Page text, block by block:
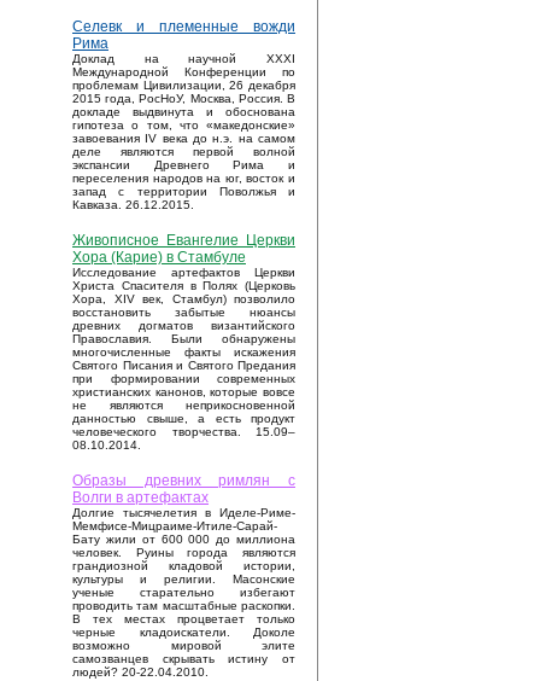
Селевк и племенные вожди
Рима
Доклад на научной XXXI
Международной Конференции по
проблемам Цивилизации, 26 декабря
2015 года, РосНоУ, Москва, Россия. В
докладе выдвинута и обоснована
гипотеза о том, что «македонские»
завоевания IV века до н.э. на самом
деле являются первой волной
экспансии Древнего Рима и
переселения народов на юг, восток и
запад с территории Поволжья и
Кавказа. 26.12.2015.
Живописное Евангелие Церкви
Хора (Карие) в Стамбуле
Исследование артефактов Церкви
Христа Спасителя в Полях (Церковь
Хора, XIV век, Стамбул) позволило
восстановить забытые нюансы
древних догматов византийского
Православия. Были обнаружены
многочисленные факты искажения
Святого Писания и Святого Предания
при формировании современных
христианских канонов, которые вовсе
не являются неприкосновенной
данностью свыше, а есть продукт
человеческого творчества. 15.09–
08.10.2014.
Образы древних римлян с
Волги в артефактах
Долгие тысячелетия в Иделе-Риме-
Мемфисе-Мицраиме-Итиле-Сарай-
Бату жили от 600 000 до миллиона
человек. Руины города являются
грандиозной кладовой истории,
культуры и религии. Масонские
ученые старательно избегают
проводить там масштабные раскопки.
В тех местах процветает только
черные кладоискатели. Доколе
возможно мировой элите
самозванцев скрывать истину от
людей? 20-22.04.2010.